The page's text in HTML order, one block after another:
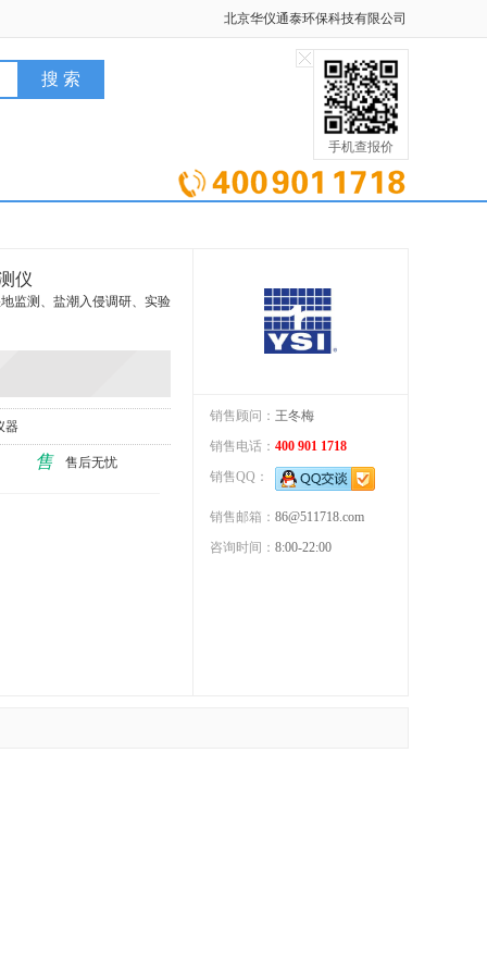
北京华仪通泰环保科技有限公司
手机查报价
仪
监测、盐潮入侵调研、实验
器
售 售后无忧
销售顾问： 王冬梅
销售电话： 400 901 1718
销售QQ：
销售邮箱： 86@511718.com
咨询时间： 8:00-22:00